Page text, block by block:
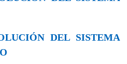
DEL SISTEMA